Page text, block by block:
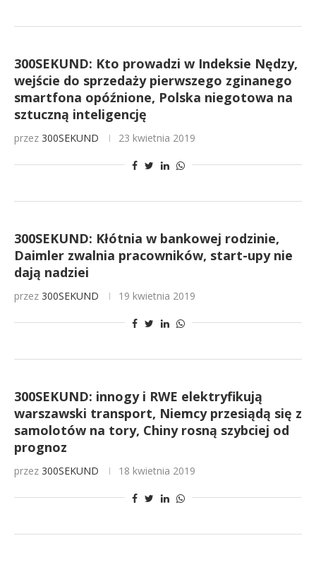
300SEKUND: Kto prowadzi w Indeksie Nędzy,
wejście do sprzedaży pierwszego zginanego
smartfona opóźnione, Polska niegotowa na
sztuczną inteligencję
przez 300SEKUND 23 kwietnia 2019
300SEKUND: Kłótnia w bankowej rodzinie,
Daimler zwalnia pracowników, start-upy nie
dają nadziei
przez 300SEKUND 19 kwietnia 2019
300SEKUND: innogy i RWE elektryfikują
warszawski transport, Niemcy przesiądą się z
samolotów na tory, Chiny rosną szybciej od
prognoz
przez 300SEKUND 18 kwietnia 2019